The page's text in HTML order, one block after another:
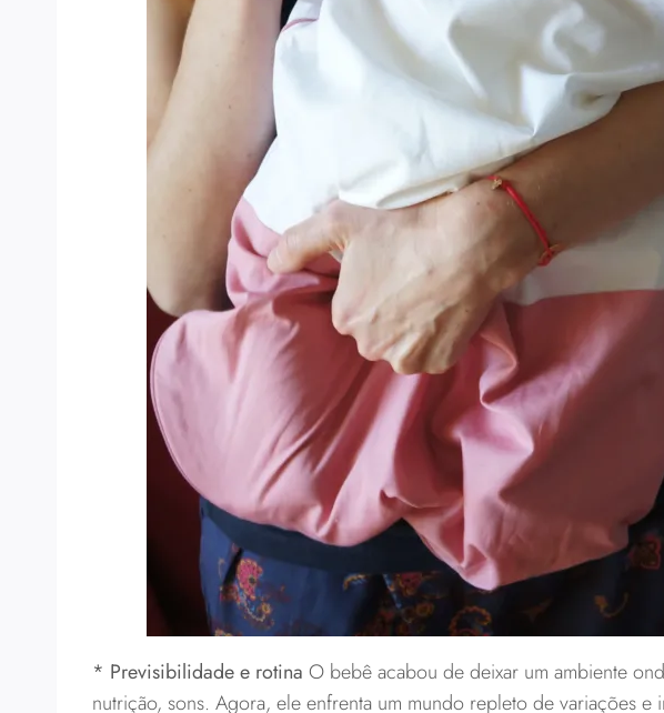
* Previsibilidade e rotina O bebê acabou de deixar um ambiente
nutrição, sons. Agora, ele enfrenta um mundo repleto de variações e